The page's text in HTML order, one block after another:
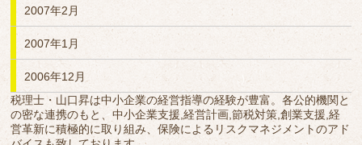
2007年2月
2007年1月
2006年12月
税理士・山口昇は中小企業の経営指導の経験が豊富。各公的機関と
の密な連携のもと、中小企業支援,経営計画,節税対策,創業支援,経
営革新に積極的に取り組み、保険によるリスクマネジメントのアド